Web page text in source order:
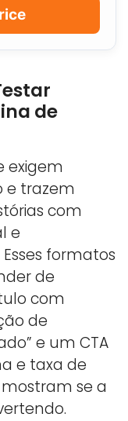
de
exigem
e trazem
com
e
formatos
de
com
de
e um CTA
e taxa de
mostram se a